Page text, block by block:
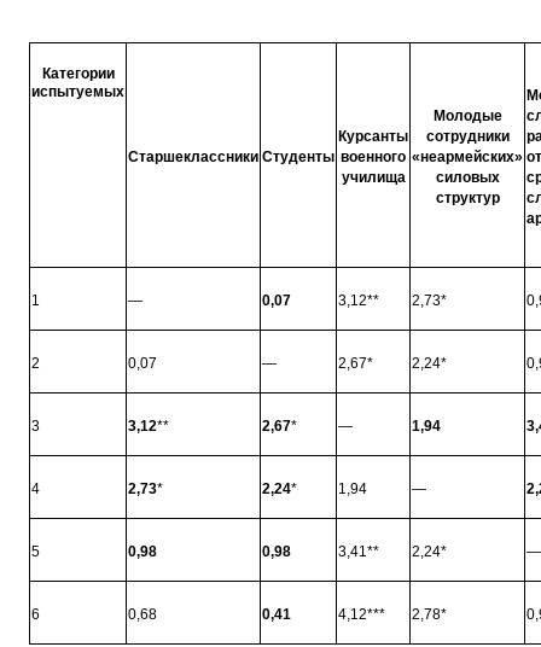
Категории
испытуемых
Старшеклассники Студенты
Курсанты
военного
училища
Молодые
сотрудники
«неармейских»
силовых
структур
1 — 0,07 3,12** 2,73*
2 0,07 — 2,67* 2,24*
3 3,12** 2,67* — 1,94
4 2,73* 2,24* 1,94 —
5 0,98 0,98 3,41** 2,24* —
6 0,68 0,41 4,12*** 2,78*